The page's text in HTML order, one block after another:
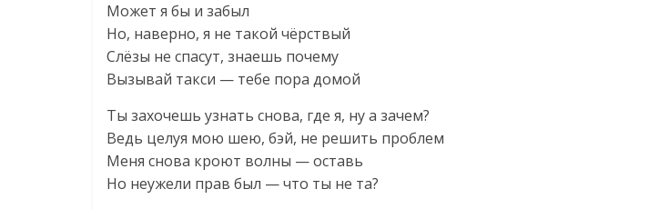
Может я бы и забыл
Но, наверно, я не такой чёрствый
Слёзы не спасут, знаешь почему
Вызывай такси — тебе пора домой
Ты захочешь узнать снова, где я, ну а зачем?
Ведь целуя мою шею, бэй, не решить проблем
Меня снова кроют волны — оставь
Но неужели прав был — что ты не та?